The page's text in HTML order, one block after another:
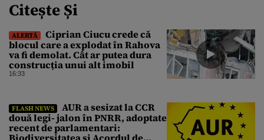
Citește Și
ALERTĂ
Ciprian Ciucu crede că
blocul care a explodat în Rahova
va fi demolat. Cât ar putea dura
construcția unui alt imobil
16:33
FLASH NEWS
AUR a sesizat la CCR
două legi- jalon în PNRR, adoptate
recent de parlamentari: